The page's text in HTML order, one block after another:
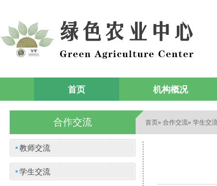
首页 机构概况
合作交流 首页» 合作交流» 学生交
教师交流
学生交流